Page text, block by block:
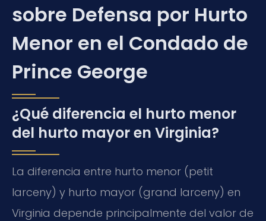
sobre Defensa por Hurto
Menor en el Condado de
Prince George
¿Qué diferencia el hurto menor
del hurto mayor en Virginia?
La diferencia entre hurto menor (petit
larceny) y hurto mayor (grand larceny) en
Virginia depende principalmente del valor de